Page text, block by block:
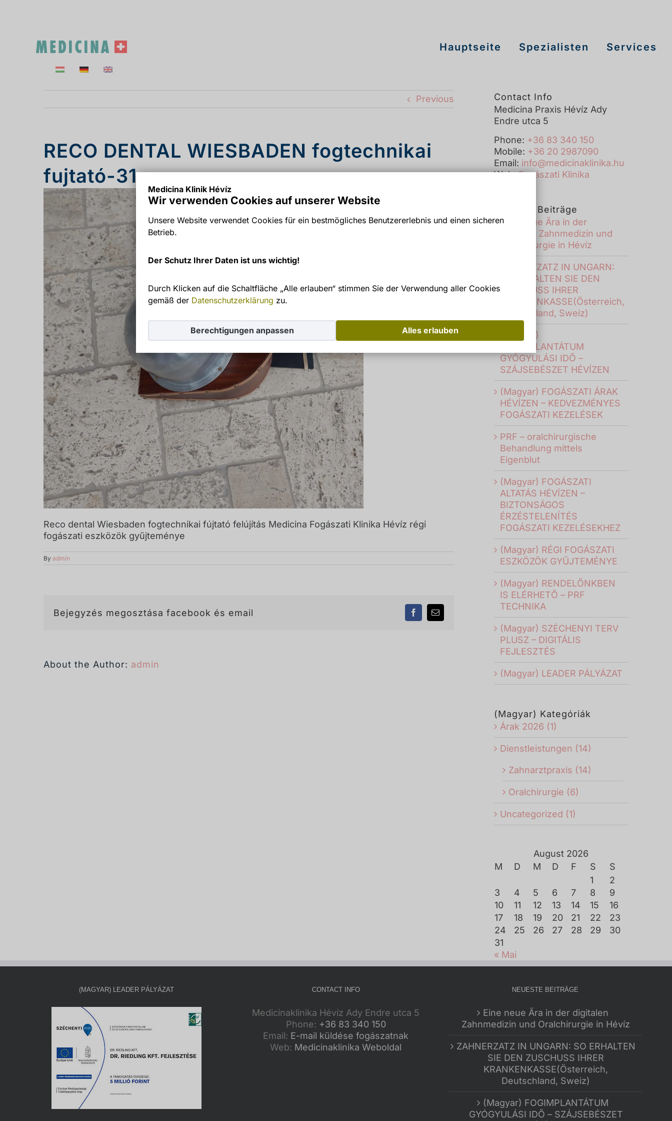
Medicina Klinik Hévíz
Wir verwenden Cookies auf unserer Website
Unsere Website verwendet Cookies für ein bestmögliches Benutzererlebnis und einen sicheren
Betrieb.
Der Schutz Ihrer Daten ist uns wichtig!
Durch Klicken auf die Schaltfläche „Alle erlauben“ stimmen Sie der Verwendung aller Cookies
gemäß der Datenschutzerklärung zu.
Alles erlauben
Berechtigungen anpassen
Hauptseite Spezialisten Services
Previous
RECO DENTAL WIESBADEN fogtechnikai
fujtató-31
Reco dental Wiesbaden fogtechnikai fújtató felújítás Medicina Fogászati Klinika Hévíz régi
fogászati eszközök gyűjteménye
By admin
Bejegyzés megosztása facebook és email FacebookEmail
About the Author: admin
Contact Info
Medicina Praxis Hévíz Ady
Endre utca 5
Phone: +36 83 340 150
Mobile: +36 20 2987090
Email: info@medicinaklinika.hu
Web:Fogászati Klinika
Neueste Beiträge
Eine neue Ära in der
digitalen Zahnmedizin und
Oralchirurgie in Hévíz
ZAHNERZATZ IN UNGARN:
SO ERHALTEN SIE DEN
ZUSCHUSS IHRER
KRANKENKASSE(Österreich,
Deutschland, Sweiz)
(Magyar)
FOGIMPLANTÁTUM
GYÓGYULÁSI IDŐ –
SZÁJSEBÉSZET HÉVÍZEN
(Magyar) FOGÁSZATI ÁRAK
HÉVÍZEN – KEDVEZMÉNYES
FOGÁSZATI KEZELÉSEK
PRF – oralchirurgische
Behandlung mittels
Eigenblut
(Magyar) FOGÁSZATI
ALTATÁS HÉVÍZEN –
BIZTONSÁGOS
ÉRZÉSTELENÍTÉS
FOGÁSZATI KEZELÉSEKHEZ
(Magyar) RÉGI FOGÁSZATI
ESZKÖZÖK GYŰJTEMÉNYE
(Magyar) RENDELŐNKBEN
IS ELÉRHETŐ – PRF
TECHNIKA
(Magyar) SZÉCHENYI TERV
PLUSZ – DIGITÁLIS
FEJLESZTÉS
(Magyar) LEADER PÁLYÁZAT
(Magyar) Kategóriák
Árak 2026 (1)
Dienstleistungen (14)
Zahnarztpraxis (14)
Oralchirurgie (6)
Uncategorized (1)
August 2026
M
D M D F S
S
1
2
3
4 5 6 7 8
9
10
11 12 13 14 15
16
17
18 19 20 21 22
23
24
25 26 27 28 29
30
31
« Mai
(MAGYAR) LEADER PÁLYÁZAT CONTACT INFO
Medicinaklinika Hévíz Ady Endre utca 5
Phone: +36 83 340 150
Email: E-mail küldése fogászatnak
Web: Medicinaklinika Weboldal
NEUESTE BEITRÄGE
Eine neue Ära in der digitalen
Zahnmedizin und Oralchirurgie in Hévíz
ZAHNERZATZ IN UNGARN: SO ERHALTEN
SIE DEN ZUSCHUSS IHRER
KRANKENKASSE(Österreich,
Deutschland, Sweiz)
(Magyar) FOGIMPLANTÁTUM
GYÓGYULÁSI IDŐ – SZÁJSEBÉSZET